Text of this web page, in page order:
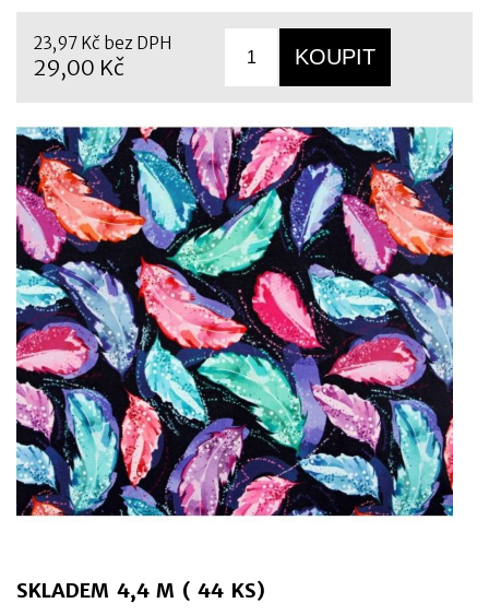
23,97 Kč bez DPH
29,00 Kč
SKLADEM 4,4 M ( 44 KS)